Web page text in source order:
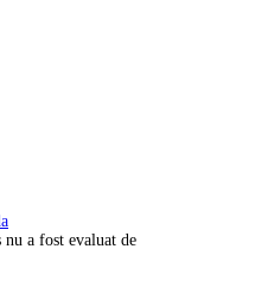
nu a fost evaluat de